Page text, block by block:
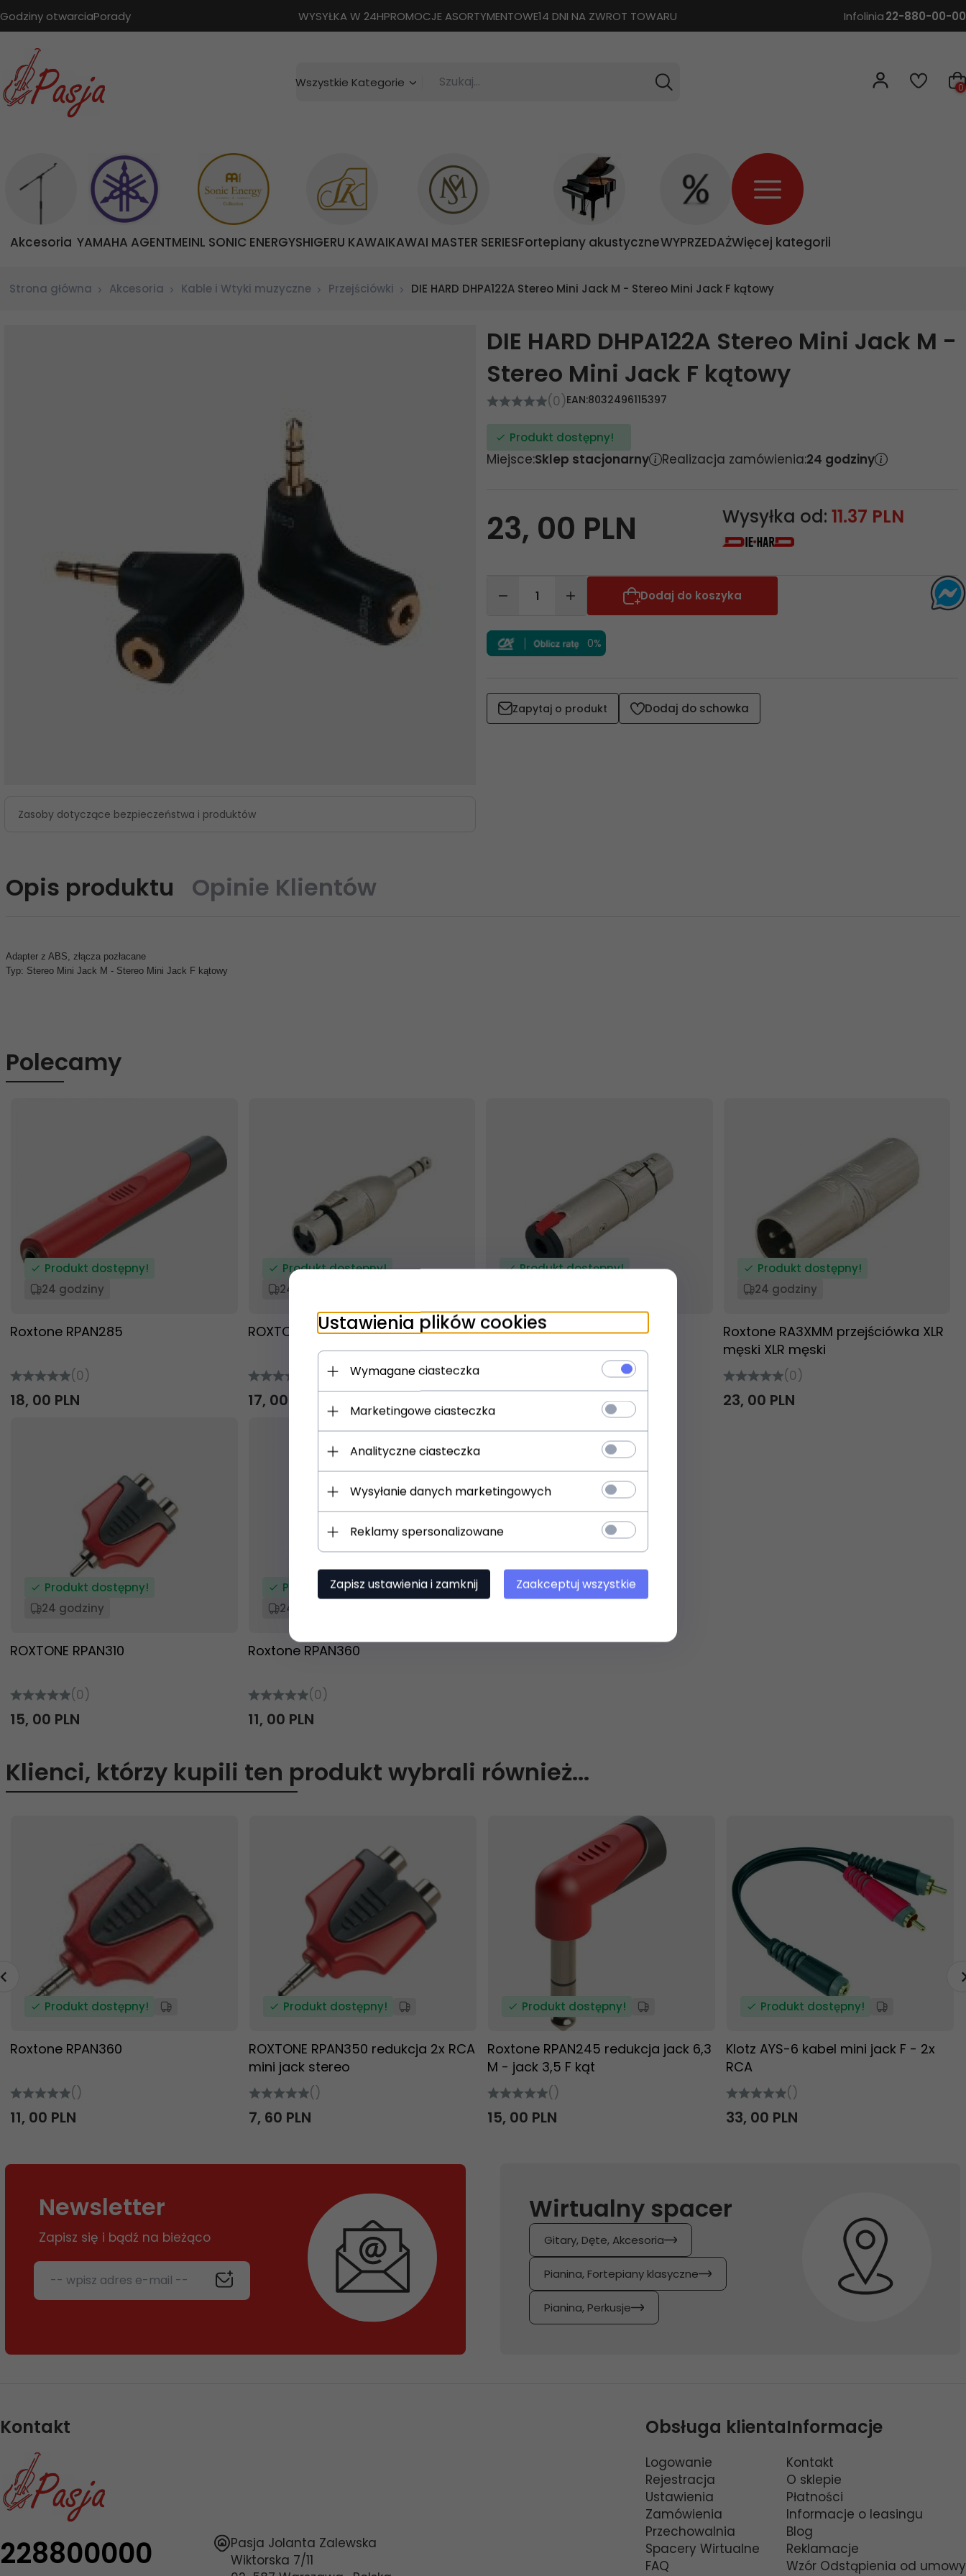
Godziny otwarciaPorady WYSYŁKA W 24HPROMOCJE ASORTYMENTOWE14 DNI NA ZWROT TOWARU Infolinia22-880-00-00
categories_searcher
Wszystkie Kategorie Szukaj... 0
Akcesoria YAMAHA AGENTMEINL SONIC ENERGYSHIGERU KAWAIKAWAI MASTER SERIESFortepiany akustyczneWYPRZEDAŻWięcej kategorii
Strona główna Akcesoria Kable i Wtyki muzyczne Przejściówki DIE HARD DHPA122A Stereo Mini Jack M - Stereo Mini Jack F kątowy
Zasoby dotyczące bezpieczeństwa i produktów
DIE HARD DHPA122A Stereo Mini Jack M -
Stereo Mini Jack F kątowy
(0)EAN:8032496115397
Produkt dostępny!
Miejsce:Sklep stacjonarny Realizacja zamówienia:24 godziny
23, 00 PLN Wysyłka od: 11.37 PLN
Dodaj do koszyka
0%
Zapytaj o produkt Dodaj do schowka
Opis produktu Opinie Klientów
Adapter z ABS, złącza pozłacane
Typ: Stereo Mini Jack M - Stereo Mini Jack F kątowy
Polecamy
Produkt dostępny!
24 godziny
Roxtone RPAN285
(0)
18, 00 PLN
Produkt dostępny!
24 godziny
ROXTONE RA3XFJM
(0)
17, 00
Produkt dostępny!
ROXTONE RA3XFJF
Produkt dostępny!
24 godziny
Roxtone RA3XMM przejściówka XLR
męski XLR męski
(0)
23, 00 PLN
Produkt dostępny!
24 godziny
ROXTONE RPAN310
(0)
15, 00 PLN
Produkt dostępny!
24 godziny
Roxtone RPAN360
(0)
11, 00 PLN
Klienci, którzy kupili ten produkt wybrali również...
Produkt dostępny!
Roxtone RPAN360
()
11, 00 PLN
Produkt dostępny!
ROXTONE RPAN350 redukcja 2x RCA
mini jack stereo
()
7, 60 PLN
Produkt dostępny!
Roxtone RPAN245 redukcja jack 6,3
M - jack 3,5 F kąt
()
15, 00 PLN
Produkt dostępny!
Klotz AYS-6 kabel mini jack F - 2x
RCA
()
33, 00 PLN
Newsletter
Zapisz się i bądź na bieżąco
-- wpisz adres e-mail --
Wirtualny spacer
Gitary, Dęte, Akcesoria
Pianina, Fortepiany klasyczne
Pianina, Perkusje
Kontakt
228800000
Pasja Jolanta Zalewska
Wiktorska 7/11
Obsługa klienta
Logowanie
Rejestracja
Ustawienia
Zamówienia
Przechowalnia
Spacery Wirtualne
FAQ
Informacje
Kontakt
O sklepie
Płatności
Informacje o leasingu
Blog
Reklamacje
Wzór Odstąpienia od umowy
Ustawienia plików cookies
Wymagane ciasteczka
Marketingowe ciasteczka
Analityczne ciasteczka
Wysyłanie danych marketingowych
Reklamy spersonalizowane
Zapisz ustawienia i zamknij Zaakceptuj wszystkie